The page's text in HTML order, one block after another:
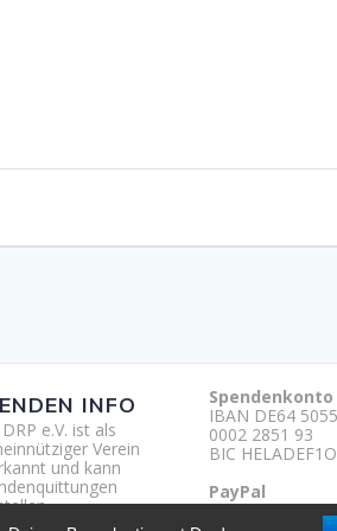
INFO
e.V. ist als
Verein
und kann
Spendenkonto
IBAN DE64
0002 2851 93
BIC
PayPal
http://